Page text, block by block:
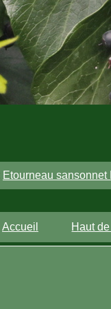
Etourneau sansonnet
Accueil Haut